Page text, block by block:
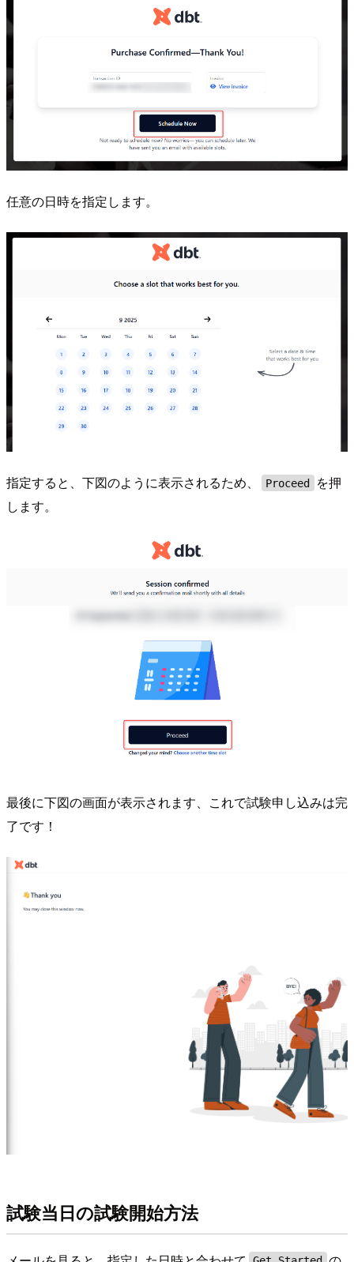
任意の日時を指定します。
指定すると、下図のように表示されるため、 Proceed
を押
します。
最後に下図の画面が表示されます、これで試験申し込みは完
了です！
試験当日の試験開始方法